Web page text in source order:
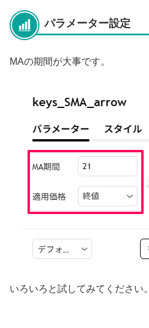
パラメーター設定
MAの期間が大事です。
いろいろと試してみてください。